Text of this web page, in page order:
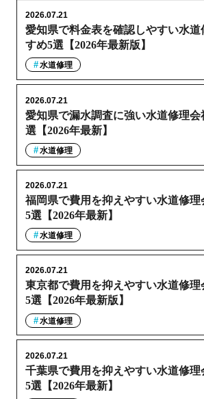
愛知県で料金表を確認しやすい水道
すめ5選【2026年最新版】
2026.07.21
水道修理
愛知県で漏水調査に強い水道修理会
選【2026年最新】
2026.07.21
水道修理
福岡県で費用を抑えやすい水道修理
5選【2026年最新】
2026.07.21
水道修理
東京都で費用を抑えやすい水道修理
5選【2026年最新版】
2026.07.21
水道修理
千葉県で費用を抑えやすい水道修理
5選【2026年最新】
2026.07.21